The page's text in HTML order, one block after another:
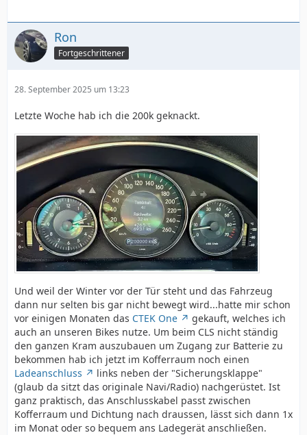
Ron
Fortgeschrittener
28. September 2025 um 13:23
Letzte Woche hab ich die 200k geknackt.
Und weil der Winter vor der Tür steht und das Fahrzeug
dann nur selten bis gar nicht bewegt wird...hatte mir schon
vor einigen Monaten das CTEK One
gekauft, welches ich
auch an unseren Bikes nutze. Um beim CLS nicht ständig
den ganzen Kram auszubauen um Zugang zur Batterie zu
bekommen hab ich jetzt im Kofferraum noch einen
Ladeanschluss
links neben der "Sicherungsklappe"
(glaub da sitzt das originale Navi/Radio) nachgerüstet. Ist
ganz praktisch, das Anschlusskabel passt zwischen
Kofferraum und Dichtung nach draussen, lässt sich dann 1x
im Monat oder so bequem ans Ladegerät anschließen.